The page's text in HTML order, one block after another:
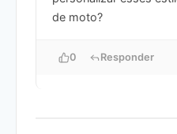
de moto?
0 Responder